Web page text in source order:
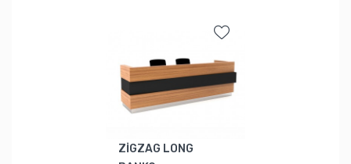
ZİGZAG LONG